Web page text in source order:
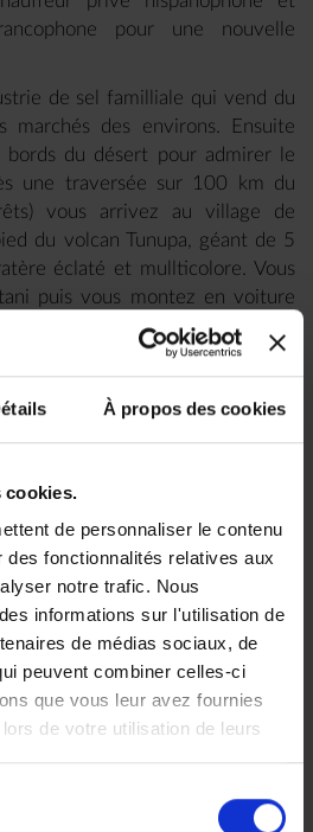
À propos des cookies
cookies.
de personnaliser le contenu
fonctionnalités relatives aux
notre trafic. Nous
informations sur l'utilisation de
de médias sociaux, de
peuvent combiner celles-ci
que vous leur avez fournies
de votre utilisation de leurs
pour une nouvelle
de sel familliale qui vend du
des environs. Ensuite
bords du désert pour admirer le
une traversée sur 100 km du
vous arrivez au village de
du volcan Tunupa, géant de 5
éclaté et mullticolore. Vous
puis vous montez en voiture
une vue panoramique sur
du Salar. Visite d’une petite
restées prisionnères
au milieu de ces cactus vous
d’où vous pourrez jouir d’un
et ses volcans.
l’île, vous faites une traversée
revenir à Colchani et votre
Luna Salada
- Potosí